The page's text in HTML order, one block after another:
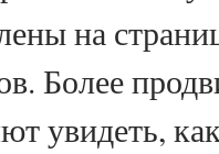
на
Более
увидеть,